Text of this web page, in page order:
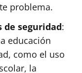
problema.
de seguridad:
educación
como el uso
la